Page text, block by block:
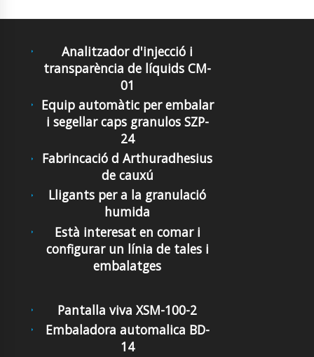
Analitzador d'injecció i
transparència de líquids CM-
01
Equip automàtic per embalar
i segellar caps granulos SZP-
24
Fabrincació d Arthuradhesius
de cauxú
Lligants per a la granulació
humida
Està interesat en comar i
configurar un línia de tales i
embalatges
Pantalla viva XSM-100-2
Embaladora automalica BD-
14